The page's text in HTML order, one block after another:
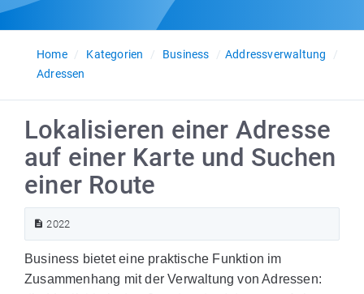
Deutsch
Home
Kategorien Business
Addressverwaltung
Adressen
Lokalisieren einer Adresse
auf einer Karte und Suchen
einer Route
2022
Business bietet eine praktische Funktion im
Zusammenhang mit der Verwaltung von Adressen: